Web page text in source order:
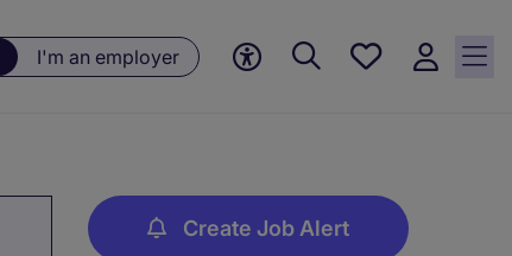
I'm an employer
Saved
Create Job Alert